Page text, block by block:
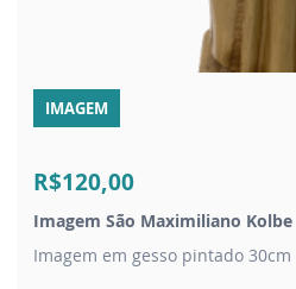
IMAGEM
R$120,00
Imagem São Maximiliano Kolbe
Imagem em gesso pintado 30cm